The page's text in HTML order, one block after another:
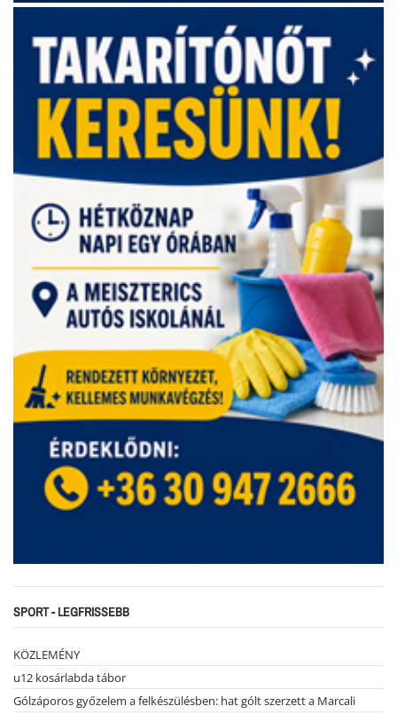
SPORT - LEGFRISSEBB
KÖZLEMÉNY
u12 kosárlabda tábor
Gólzáporos győzelem a felkészülésben: hat gólt szerzett a Marcali